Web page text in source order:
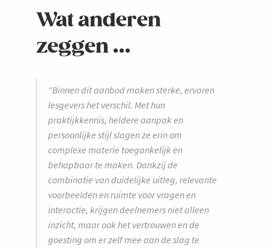
Wat anderen
zeggen ...
“Binnen dit aanbod maken sterke, ervaren
lesgevers het verschil. Met hun
praktijkkennis, heldere aanpak en
persoonlijke stijl slagen ze erin om
complexe materie toegankelijk en
behapbaar te maken. Dankzij de
combinatie van duidelijke uitleg, relevante
voorbeelden en ruimte voor vragen en
interactie, krijgen deelnemers niet alleen
inzicht, maar ook het vertrouwen en de
goesting om er zelf mee aan de slag te